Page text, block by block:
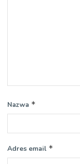
Nazwa *
Adres email *